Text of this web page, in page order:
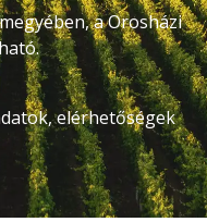
a Orosházi
elérhetőségek